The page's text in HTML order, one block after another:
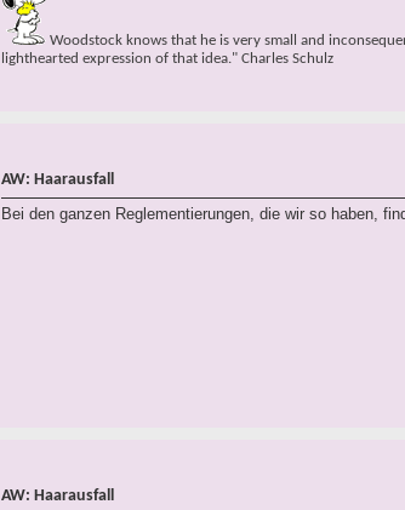
Woodstock knows that he is very small and
lighthearted expression of that idea." Charles Schulz
AW: Haarausfall
Bei den ganzen Reglementierungen, die wir so haben,
AW: Haarausfall